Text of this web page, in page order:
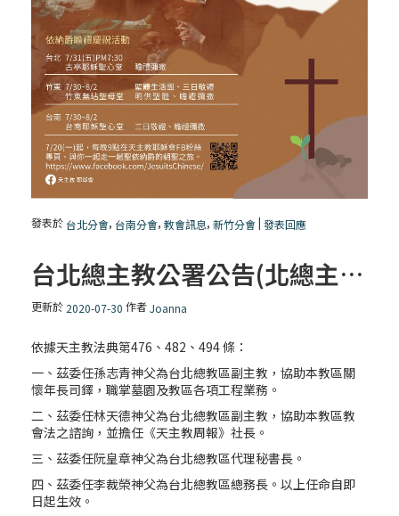
發表於 台北分會, 台南分會,教會訊息,新竹分會|發表回應
台北總主教公署公告(北總主字第109097號)
更新於 2020-07-30 作者 Joanna
依據天主教法典第476、482、494 條：
一、茲委任孫志青神父為台北總教區副主教，協助本教區關
懷年長司鐸，職掌墓園及教區各項工程業務。
二、茲委任林天德神父為台北總教區副主教，協助本教區教
會法之諮詢，並擔任《天主教周報》社長。
三、茲委任阮皇章神父為台北總教區代理秘書長。
四、茲委任李裁榮神父為台北總教區總務長。以上任命自即
日起生效。